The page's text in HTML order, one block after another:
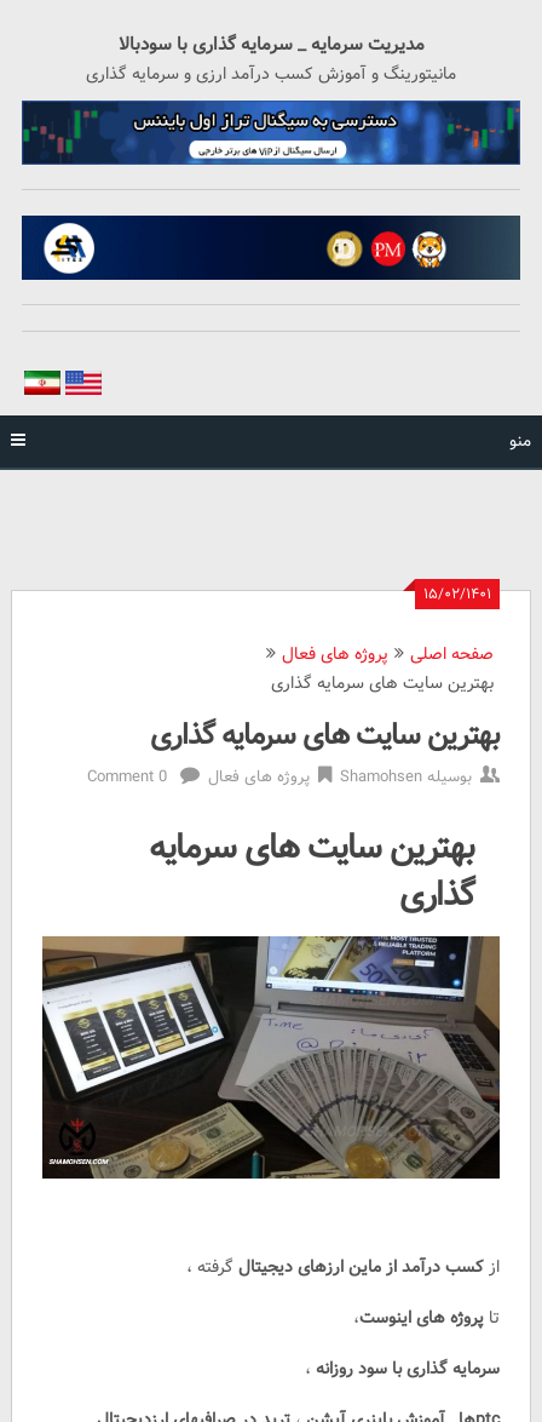
مدیریت سرمایه _ سرمایه گذاری با سودبالا
مانیتورینگ و آموزش کسب درآمد ارزی و سرمایه گذاری
منو
۱۵/۰۲/۱۴۰۱
صفحه اصلی
پروژه های فعال
بهترین سایت های سرمایه گذاری
بهترین سایت های سرمایه گذاری
بوسیلهShamohsen پروژه های فعال 0 Comment
بهترین سایت های سرمایه
گذاری
از کسب درآمد از ماین ارزهای دیجیتالگرفته ،
تا پروژه های اینوست،
سرمایه گذاری با سود روزانه،